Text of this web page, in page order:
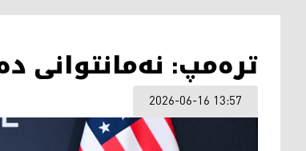
ترەمپ: نەمانتوانی
2026-06-16 13:57